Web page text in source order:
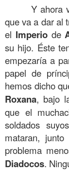
Y ahora
que va a dar al
el Imperiode
su hijo. Éste
empezaría a
papel de
hemos dicho
Roxana, bajo
que el
soldados
mataran,
problema
Diadocos.